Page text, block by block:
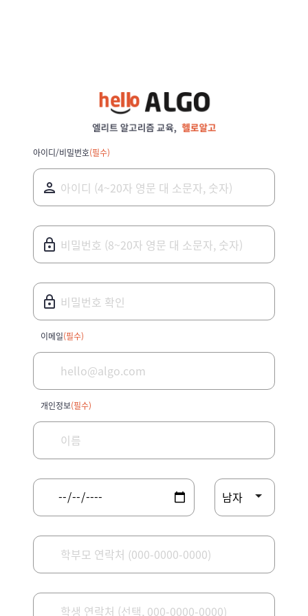
아이디/비밀번호(필수)
이메일(필수)
개인정보(필수)